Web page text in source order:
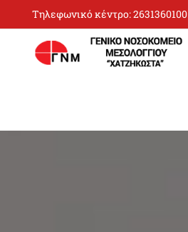
to
content
Τηλεφωνικό κέντρο:2631360100